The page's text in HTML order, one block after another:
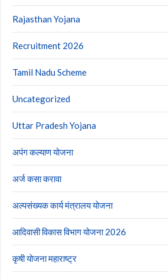
Rajasthan Yojana
Recruitment 2026
Tamil Nadu Scheme
Uncategorized
Uttar Pradesh Yojana
अपंग कल्याण योजना
अर्ज कसा करावा
अल्पसंख्यक कार्य मंत्रालय योजना
आदिवासी विकास विभाग योजना 2026
कृषी योजना महाराष्ट्र